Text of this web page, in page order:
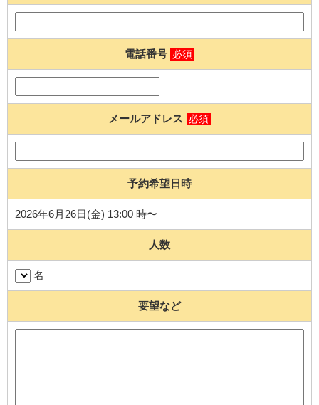
電話番号 必須
メールアドレス 必須
予約希望日時
2026年6月26日(金) 13:00 時〜
人数
名
要望など